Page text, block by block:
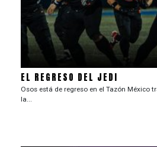
EL REGRESO DEL JEDI
Osos está de regreso en el Tazón México
la...